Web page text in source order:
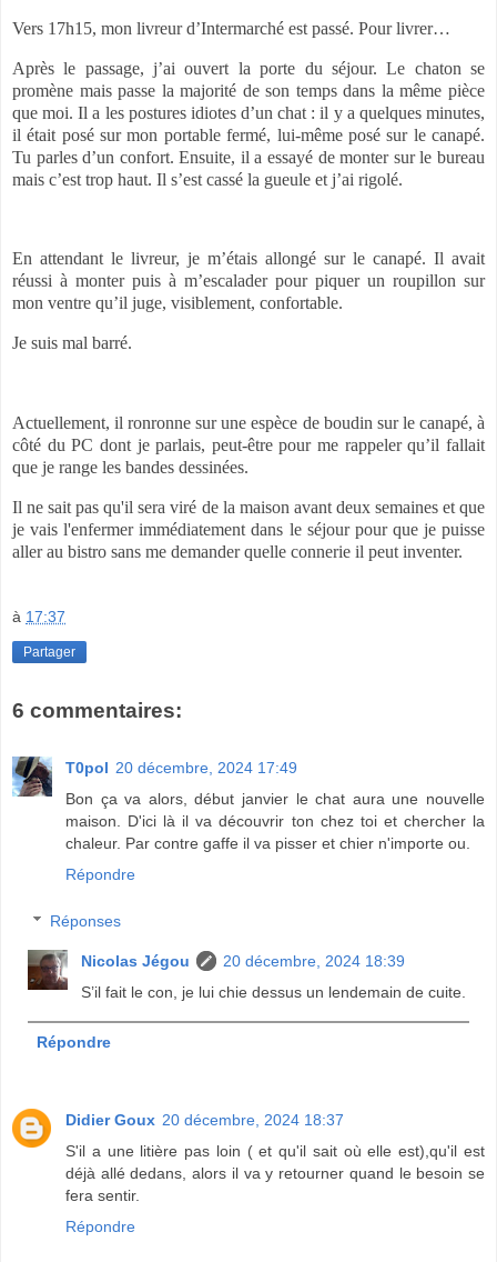
Vers 17h15, mon livreur d’Intermarché est passé. Pour livrer…
Après le passage, j’ai ouvert la porte du séjour. Le chaton se
promène mais passe la majorité de son temps dans la même pièce
que moi. Il a les postures idiotes d’un chat : il y a quelques minutes,
il était posé sur mon portable fermé, lui-même posé sur le canapé.
Tu parles d’un confort. Ensuite, il a essayé de monter sur le bureau
mais c’est trop haut. Il s’est cassé la gueule et j’ai rigolé.
En attendant le livreur, je m’étais allongé sur le canapé. Il avait
réussi à monter puis à m’escalader pour piquer un roupillon sur
mon ventre qu’il juge, visiblement, confortable.
Je suis mal barré.
Actuellement, il ronronne sur une espèce de boudin sur le canapé, à
côté du PC dont je parlais, peut-être pour me rappeler qu’il fallait
que je range les bandes dessinées.
Il ne sait pas qu'il sera viré de la maison avant deux semaines et que
je vais l'enfermer immédiatement dans le séjour pour que je puisse
aller au bistro sans me demander quelle connerie il peut inventer.
à 17:37
Partager
6 commentaires:
T0pol 20 décembre, 2024 17:49
Bon ça va alors, début janvier le chat aura une nouvelle
maison. D'ici là il va découvrir ton chez toi et chercher la
chaleur. Par contre gaffe il va pisser et chier n'importe ou.
Répondre
Réponses
Nicolas Jégou
20 décembre, 2024 18:39
S’il fait le con, je lui chie dessus un lendemain de cuite.
Répondre
Didier Goux 20 décembre, 2024 18:37
S'il a une litière pas loin ( et qu'il sait où elle est),qu'il est
déjà allé dedans, alors il va y retourner quand le besoin se
fera sentir.
Répondre